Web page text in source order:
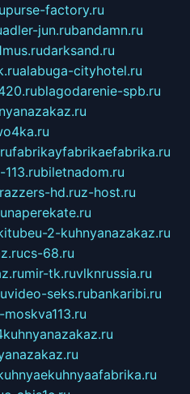
purse-factory.ru
adler-jun.rubandamn.ru
darksand.ru
alabuga-cityhotel.ru
blagodarenie-spb.ru
fabrikayfabrikaefabrika.ru
biletnadom.ru
hd.ruz-host.ru
naperekate.ru
2-kuhnyanazakaz.ru
cs-68.ru
mir-tk.ruvlknrussia.ru
video-seks.rubankaribi.ru